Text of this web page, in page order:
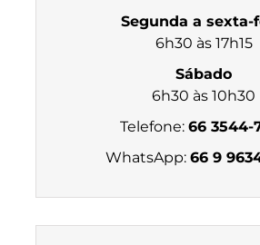
Segunda a sexta-
6h30 às 17h15
Sábado
6h30 às 10h30
Telefone: 66 3544-
WhatsApp: 66 9